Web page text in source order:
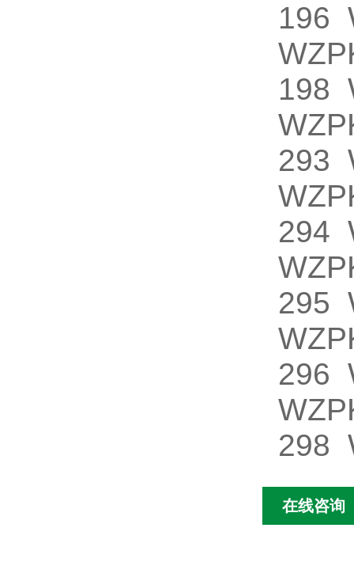
196
198
293
294
295
296
298
在线咨询